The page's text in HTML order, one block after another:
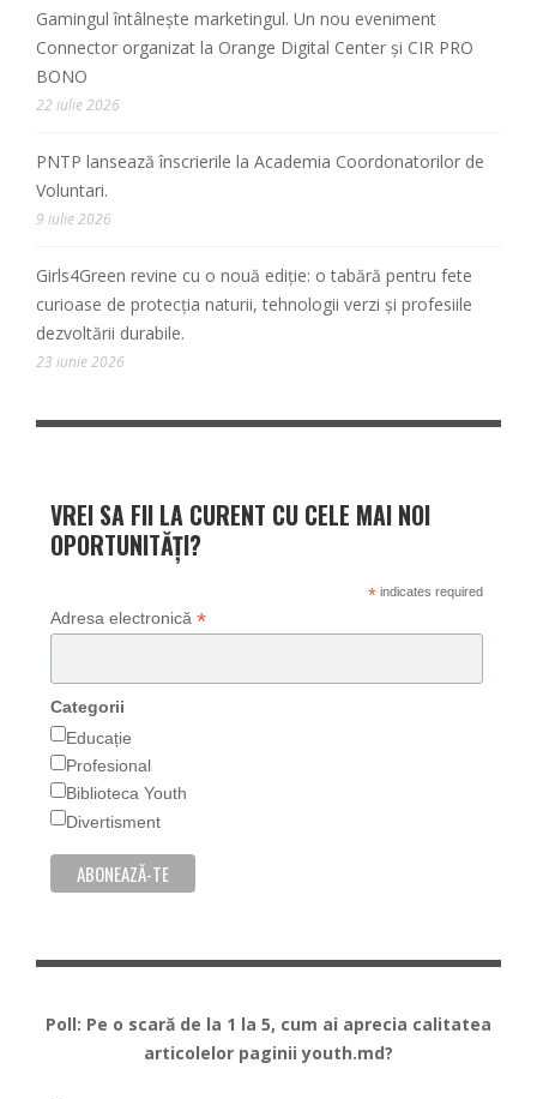
Gamingul întâlnește marketingul. Un nou eveniment
Connector organizat la Orange Digital Center și CIR PRO
BONO
22 iulie 2026
PNTP lansează înscrierile la Academia Coordonatorilor de
Voluntari.
9 iulie 2026
Girls4Green revine cu o nouă ediție: o tabără pentru fete
curioase de protecția naturii, tehnologii verzi și profesiile
dezvoltării durabile.
23 iunie 2026
VREI SA FII LA CURENT CU CELE MAI NOI
OPORTUNITĂȚI?
*indicates required
Adresa electronică *
Categorii
Educație
Profesional
Biblioteca Youth
Divertisment
Poll: Pe o scară de la 1 la 5, cum ai aprecia calitatea
articolelor paginii youth.md?